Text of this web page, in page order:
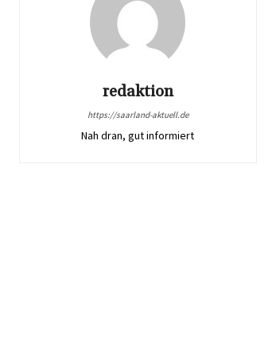
redaktion
https://saarland-aktuell.de
Nah dran, gut informiert